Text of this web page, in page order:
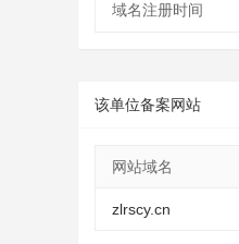
域名注册时间
该单位备案网站
网站域名
zlrscy.cn